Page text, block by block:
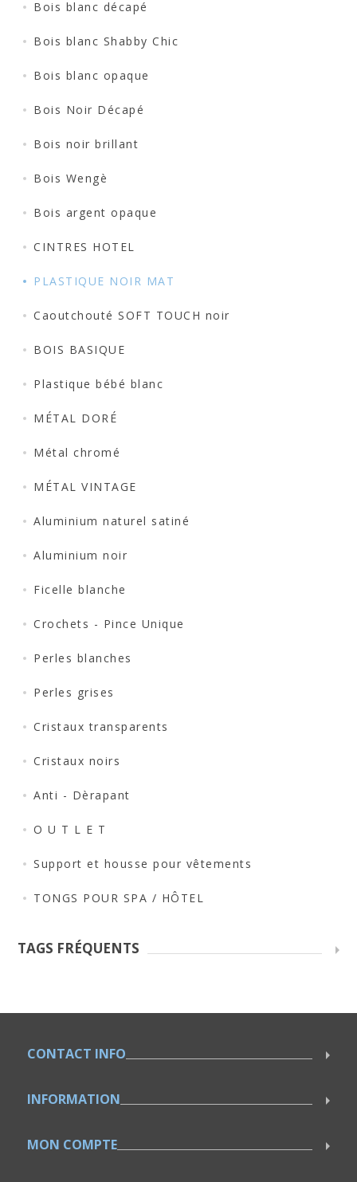
Bois blanc décapé
Bois blanc Shabby Chic
Bois blanc opaque
Bois Noir Décapé
Bois noir brillant
Bois Wengè
Bois argent opaque
CINTRES HOTEL
PLASTIQUE NOIR MAT
Caoutchouté SOFT TOUCH noir
BOIS BASIQUE
Plastique bébé blanc
MÉTAL DORÉ
Métal chromé
MÉTAL VINTAGE
Aluminium naturel satiné
Aluminium noir
Ficelle blanche
Crochets - Pince Unique
Perles blanches
Perles grises
Cristaux transparents
Cristaux noirs
Anti - Dèrapant
O U T L E T
Support et housse pour vêtements
TONGS POUR SPA / HÔTEL
TAGS FRÉQUENTS
CONTACT INFO
INFORMATION
MON COMPTE